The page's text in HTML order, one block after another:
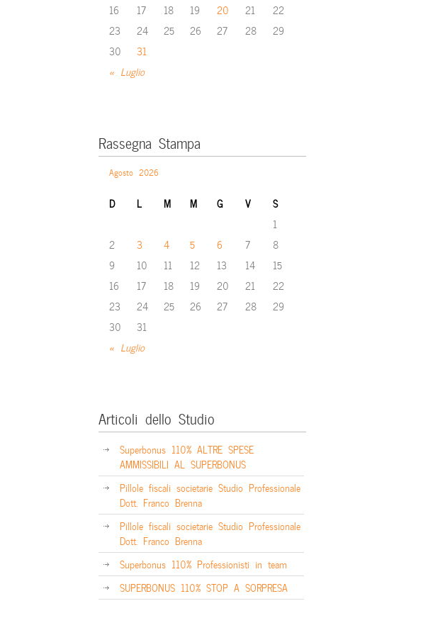
« Luglio
16
17 18 19 20 21
22
23
24 25 26 27 28
29
30
31
Rassegna Stampa
Agosto 2026
D L M M G V S
« Luglio
1
2
3 4 5 6 7
8
9
10 11 12 13 14
15
16
17 18 19 20 21
22
23
24 25 26 27 28
29
30
31
Articoli dello Studio
Superbonus 110% ALTRE SPESE
AMMISSIBILI AL SUPERBONUS
Pillole fiscali societarie Studio Professionale
Dott. Franco Brenna
Pillole fiscali societarie Studio Professionale
Dott. Franco Brenna
Superbonus 110% Professionisti in team
SUPERBONUS 110% STOP A SORPRESA